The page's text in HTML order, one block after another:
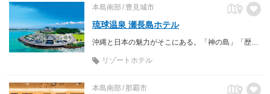
本島南部 豊見城市
琉球温泉 瀬長島ホテル
沖縄と日本の魅力がそこにある。「神の島」「歴史の島」、そして「恋の島」。 空と海に包まれる、やすらぎの時。琉球温泉 瀬長島ホテル
リゾートホテル
本島南部 那覇市